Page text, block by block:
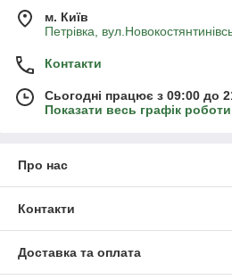
м. Київ
Петрівка,
Контакти
Сьогодні працює з 09:00 до
Показати весь графік роботи
Про нас
Контакти
Доставка та оплата